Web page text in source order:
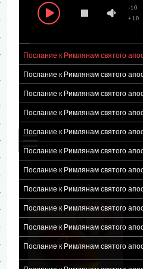
+10
-10
Послание к Римлянам святого
Послание к Римлянам святого
Послание к Римлянам святого
Послание к Римлянам святого
Послание к Римлянам святого
Послание к Римлянам святого
Послание к Римлянам святого
Послание к Римлянам святого
Послание к Римлянам святого
Послание к Римлянам святого
Послание к Римлянам святого